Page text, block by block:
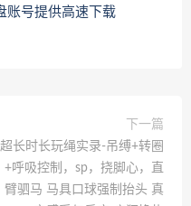
账号提供高速下载
下一篇
超长时长玩绳实录-吊缚+转圈
+呼吸控制，sp，挠脚心，直
臂驷马 马具口球强制抬头 真